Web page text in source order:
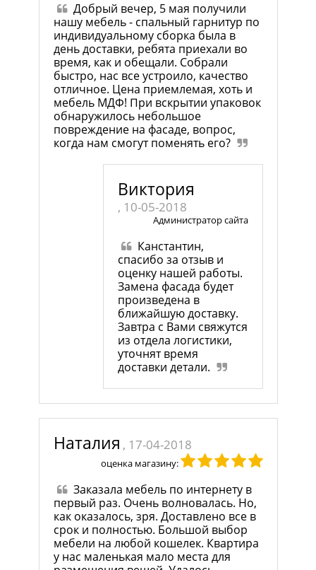
Добрый вечер, 5 мая получили
нашу мебель - спальный гарнитур по
индивидуальному сборка была в
день доставки, ребята приехали во
время, как и обещали. Собрали
быстро, нас все устроило, качество
отличное. Цена приемлемая, хоть и
мебель МДФ! При вскрытии упаковок
обнаружилось небольшое
повреждение на фасаде, вопрос,
когда нам смогут поменять его?
Виктория
, 10-05-2018
Администратор сайта
Канстантин,
спасибо за отзыв и
оценку нашей работы.
Замена фасада будет
произведена в
ближайшую доставку.
Завтра с Вами свяжутся
из отдела логистики,
уточнят время
доставки детали.
Наталия , 17-04-2018
оценка магазину:
Заказала мебель по интернету в
первый раз. Очень волновалась. Но,
как оказалось, зря. Доставлено все в
срок и полностью. Большой выбор
мебели на любой кошелек. Квартира
у нас маленькая мало места для